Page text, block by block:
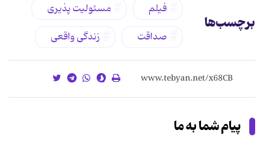
برچسب‌ها
فیلم
مسئولیت پذیری
صداقت
زندگی واقعی
پیام شما به ما